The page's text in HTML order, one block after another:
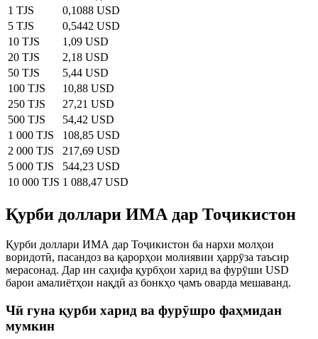
1 TJS
0,1088 USD
5 TJS
0,5442 USD
10 TJS
1,09 USD
20 TJS
2,18 USD
50 TJS
5,44 USD
100 TJS
10,88 USD
250 TJS
27,21 USD
500 TJS
54,42 USD
1 000 TJS
108,85 USD
2 000 TJS
217,69 USD
5 000 TJS
544,23 USD
10 000 TJS 1 088,47 USD
Қурби доллари ИМА дар Тоҷикистон
Қурби доллари ИМА дар Тоҷикистон ба нархи молҳои
воридотӣ, пасандоз ва қарорҳои молиявии ҳаррӯза таъсир
мерасонад. Дар ин саҳифа қурбҳои харид ва фурӯши USD
барои амалиётҳои нақдӣ аз бонкҳо ҷамъ оварда мешаванд.
Чӣ гуна қурби харид ва фурӯшро фаҳмидан
мумкин